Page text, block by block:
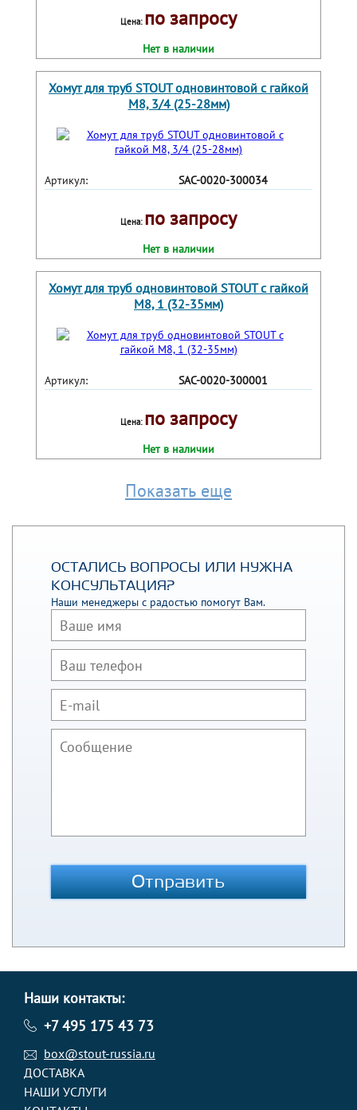
Цена: по запросу
Нет в наличии
Хомут для труб STOUT одновинтовой с гайкой
М8, 3/4 (25-28мм)
Артикул: SAC-0020-300034
Цена: по запросу
Нет в наличии
Хомут для труб одновинтовой STOUT с гайкой
М8, 1 (32-35мм)
Артикул: SAC-0020-300001
Цена: по запросу
Нет в наличии
Показать еще
ОСТАЛИСЬ ВОПРОСЫ ИЛИ НУЖНА
КОНСУЛЬТАЦИЯ?
Наши менеджеры с радостью помогут Вам.
Отправить
Наши контакты:
+7 495 175 43 73
box@stout-russia.ru
ДОСТАВКА
НАШИ УСЛУГИ